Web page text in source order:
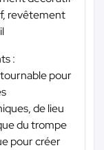
revêtement
:
pour
de lieu
du trompe
pour créer